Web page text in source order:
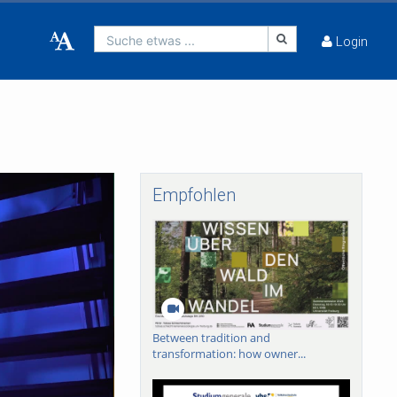
Suche etwas ... Login
Empfohlen
Between tradition and
transformation: how owner...